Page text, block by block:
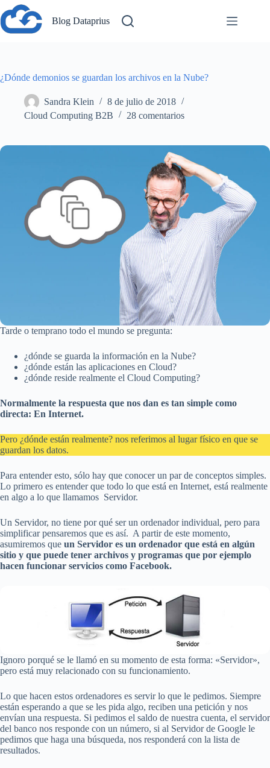
Saltar
al
contenido
Blog Dataprius
¿Dónde demonios se guardan los archivos en la Nube?
Sandra Klein
8 de julio de 2018
Cloud Computing B2B
28 comentarios
Tarde o temprano todo el mundo se pregunta:
¿dónde se guarda la información en la Nube?
¿dónde están las aplicaciones en Cloud?
¿dónde reside realmente el Cloud Computing?
Normalmente la respuesta que nos dan es tan simple como
directa: En Internet.
Pero ¿dónde están realmente? nos referimos al lugar físico en que se
guardan los datos.
Para entender esto, sólo hay que conocer un par de conceptos simples.
Lo primero es entender que todo lo que está en Internet, está realmente
en algo a lo que llamamos Servidor.
Un Servidor, no tiene por qué ser un ordenador individual, pero para
simplificar pensaremos que es así. A partir de este momento,
asumiremos que un Servidor es un ordenador que está en algún
sitio y que puede tener archivos y programas que por ejemplo
hacen funcionar servicios como Facebook.
Ignoro porqué se le llamó en su momento de esta forma: «Servidor»,
pero está muy relacionado con su funcionamiento.
Lo que hacen estos ordenadores es servir lo que le pedimos. Siempre
están esperando a que se les pida algo, reciben una petición y nos
envían una respuesta. Si pedimos el saldo de nuestra cuenta, el servidor
del banco nos responde con un número, si al Servidor de Google le
pedimos que haga una búsqueda, nos responderá con la lista de
resultados.